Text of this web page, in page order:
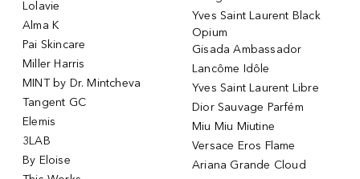
Lolavie
Alma K
Pai Skincare
Miller Harris
MINT by Dr. Mintcheva
Tangent GC
Elemis
3LAB
By Eloise
Yves Saint Laurent Black
Opium
Gisada Ambassador
Lancôme Idôle
Yves Saint Laurent Libre
Dior Sauvage Parfém
Miu Miu Miutine
Versace Eros Flame
Ariana Grande Cloud